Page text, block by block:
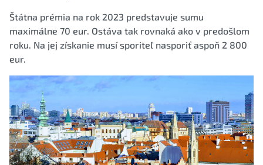
Štátna prémia na rok 2023 predstavuje sumu
maximálne 70 eur. Ostáva tak rovnaká ako v predošlom
roku. Na jej získanie musí sporiteľ nasporiť aspoň 2 800
eur.